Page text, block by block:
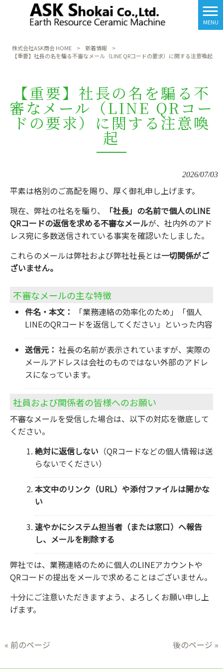
MENU
株式会社ASK商会 HOME > 新着情報
>
【重要】社長の名を騙る不審なメール（LINE QRコードの要求）に関する注意喚起
【重要】社長の名を騙る不
審なメール（LINE QRコー
ドの要求）に関する注意喚
起
2026/07/03
平素は格別のご高配を賜り、厚く御礼申し上げます。
現在、弊社の社名を騙り、
「社長」の名前で個人のLINE
QRコードの返信を求める不審なメールが、社内外のアド
レス宛に多数送信されている事実を確認いたしました。
これらのメールは弊社および弊社社長とは一切関係がご
ざいません。
不審なメールの主な特徴
件名・本文：
「業務連絡の効率化のため」「個人
LINEのQRコードを返信してください」といった内容
送信元： 社長の名前が表示されていますが、実際の
メールアドレスは会社のものではない外部のアドレ
スになっています。
社員および関係者の皆様へのお願い
不審なメールを受信した場合は、以下の対応を徹底して
ください。
絶対に返信しない （QRコードなどの個人情報は送
らないでください）
本文中のリンク（URL）や添付ファイルは開かな
い
速やかにシステム担当者（または窓口）へ報告
し、メールを削除する
弊社では、業務連絡のために個人のLINEアカウントや
QRコードの提出をメールで求めることはございません。
十分にご注意いただきますよう、よろしくお願い申し上
げます。
« 前のページ 後のページ »